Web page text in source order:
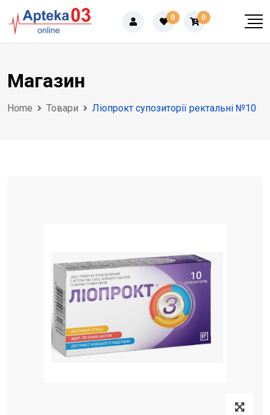
to
content
0 0
Магазин
Home Товари Ліопрокт супозиторії ректальні №10